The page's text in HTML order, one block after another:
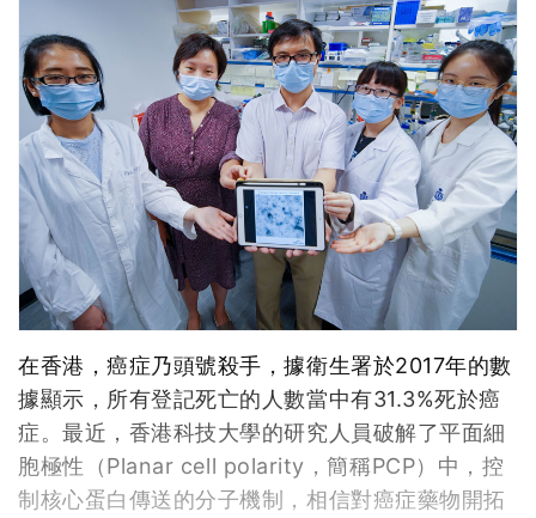
在香港，癌症乃頭號殺手，據衛生署於2017年的數
據顯示，所有登記死亡的人數當中有31.3%死於癌
症。最近，香港科技大學的研究人員破解了平面細
胞極性（Planar cell polarity，簡稱PCP）中，控
制核心蛋白傳送的分子機制，相信對癌症藥物開拓